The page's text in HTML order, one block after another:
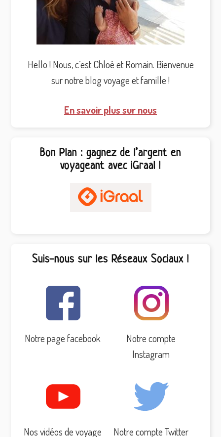
Hello ! Nous, c’est Chloé et Romain. Bienvenue
sur notre blog voyage et famille !
En savoir plus sur nous
Bon Plan : gagnez de l’argent en
voyageant avec iGraal !
Suis-nous sur les Réseaux Sociaux !
Notre page facebook
Notre compte
Instagram
Nos vidéos de voyage Notre compte Twitter